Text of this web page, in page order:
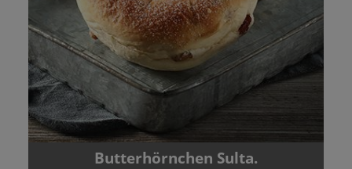
Butterhörnchen Sulta.